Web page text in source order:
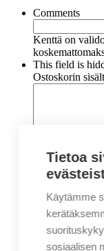
Comments
Kenttä on
This field is
Ostoskorin
Nimi*
Tietoa
Käytämme
sosiaalisen